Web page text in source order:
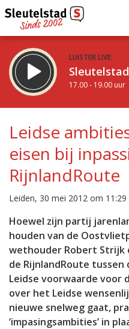
LUISTER LIVE:
17.00 - 19.00 uur
De avond van
19.00 - 0.00 uur
Vorig uur
uur
Inklappen
Leidse
eisen bij
RijnlandRoute
Leiden, 30 mei 2012 om
Hoewel zijn partij
houden van de
wethouder Robert Strijk
de RijnlandRoute tussen
Leidse voorwaarde voor
over het Leidse
nieuwe snelweg gaat,
‘impasingsambities’ in